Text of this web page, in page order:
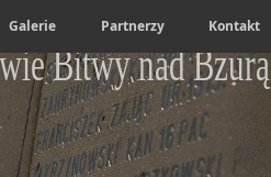
Galerie Partnerzy Kontakt
Bitwy nad Bzurą